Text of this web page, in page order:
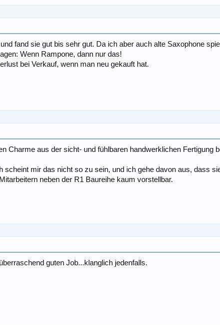
fand sie gut bis sehr gut. Da ich aber auch alte Saxophone
Wenn Rampone, dann nur das!
bei Verkauf, wenn man neu gekauft hat.
Charme aus der sicht- und fühlbaren handwerklichen Fertigung
scheint mir das nicht so zu sein, und ich gehe davon aus, dass
neben der R1 Baureihe kaum vorstellbar.
guten Job...klanglich jedenfalls.